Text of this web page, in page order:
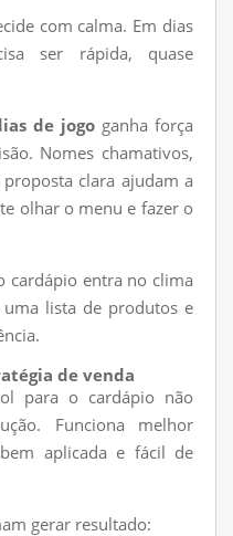
com calma. Em dias
ser rápida, quase
de jogoganha força
Nomes chamativos,
clara ajudam a
olhar o menu e fazer o
cardápio entra no clima
lista de produtos e
de venda
para o cardápio não
Funciona melhor
aplicada e fácil de
gerar resultado: